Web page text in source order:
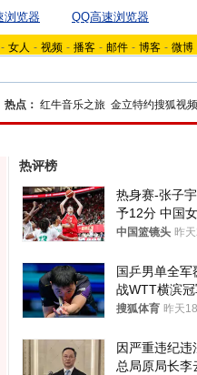
浏览器 QQ高速浏览器
- 女人 - 视频 - 播客 - 邮件 - 博客 - 微博
热点： 红牛音乐之旅 金立特约搜狐视
热评榜
热身赛-张子
予12分 中国
亚
中国篮镜头 昨
国乒男单全军
战WTT横滨冠
八强
搜狐体育 昨天
因严重违纪违
总局原局长李